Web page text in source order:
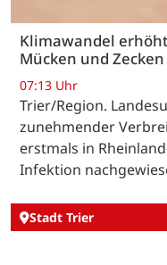
Klimawandel
Mücken und Zecken
07:13 Uhr
Trier/Region.
zunehmender
erstmals in
Infektion
Stadt Trier